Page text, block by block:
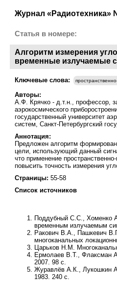
Журнал «Радиотехника»
Статья в номере:
Алгоритм измерения
временные излучаемые
Ключевые слова:
Авторы:
А.Ф. Крячко - д.т.н., профессор,
аэрокосмического
государственный университет
систем, Санкт-Петербургский
Аннотация:
Предложен алгоритм
цели, использующий данный
что применение
повысить точность измерения
Страницы: 55-58
Список источников
Поддубный С.С., Хоменко
временным излучаемым
Ракович В.А., Пашкевич
многоканальных
Царьков Н.М.
Ермолаев В.Т., Флаксман
2007. 98 с.
Журавлёв А.К., Лукошкин
1983. 240 с.